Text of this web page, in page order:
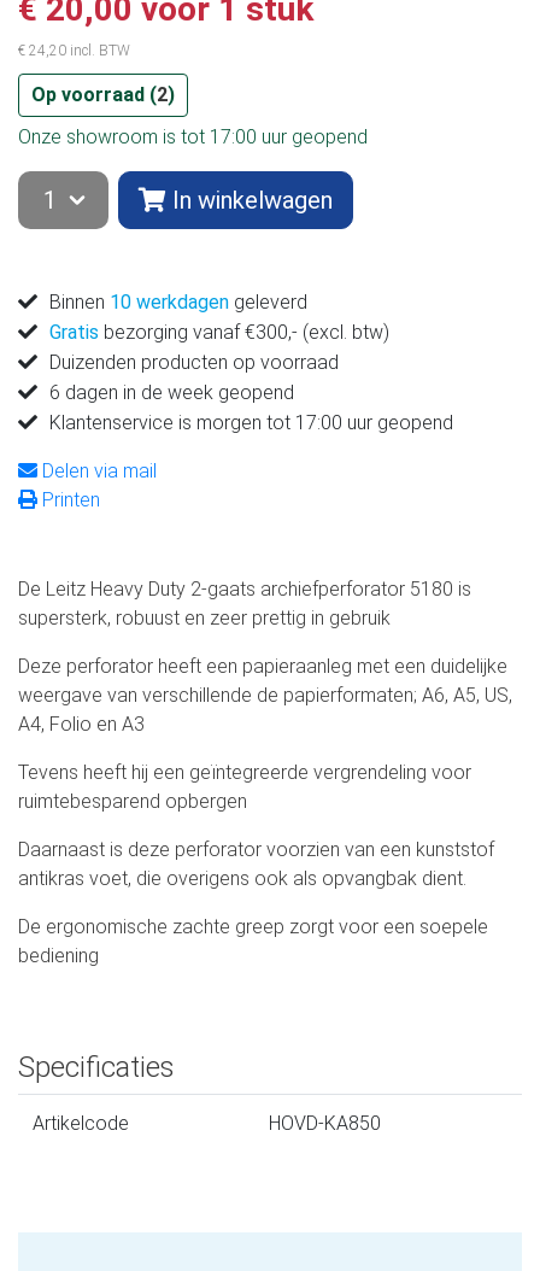
€ 20,00 voor 1 stuk
€ 24,20 incl. BTW
Op voorraad (2)
Onze showroom is tot 17:00 uur geopend
In winkelwagen
Binnen 10 werkdagen geleverd
Gratis bezorging vanaf €300,- (excl. btw)
Duizenden producten op voorraad
6 dagen in de week geopend
Klantenservice is morgen tot 17:00 uur geopend
Delen via mail
Printen
De Leitz Heavy Duty 2-gaats archiefperforator 5180 is
supersterk, robuust en zeer prettig in gebruik
Deze perforator heeft een papieraanleg met een duidelijke
weergave van verschillende de papierformaten; A6, A5, US,
A4, Folio en A3
Tevens heeft hij een geïntegreerde vergrendeling voor
ruimtebesparend opbergen
Daarnaast is deze perforator voorzien van een kunststof
antikras voet, die overigens ook als opvangbak dient.
De ergonomische zachte greep zorgt voor een soepele
bediening
Specificaties
Artikelcode HOVD-KA850